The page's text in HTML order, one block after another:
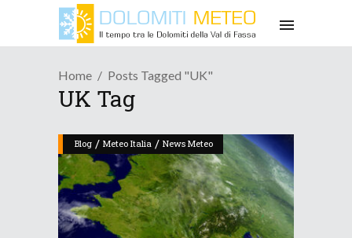
Home Posts Tagged "UK"
UK Tag
Blog / Meteo Italia / News Meteo